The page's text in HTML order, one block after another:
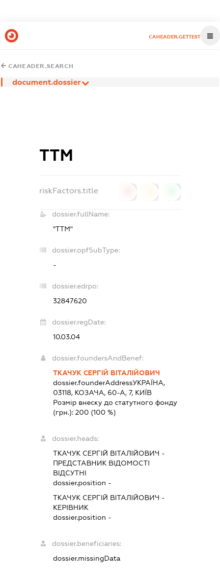
CAHEADER.GETTEST
CAHEADER.SEARCH
document.dossier
ТТМ
riskFactors.title
dossier.fullName:
"ТТМ"
dossier.opfSubType:
-
dossier.edrpo:
32847620
dossier.regDate:
10.03.04
dossier.foundersAndBenef:
ТКАЧУК СЕРГІЙ ВІТАЛІЙОВИЧ
dossier.founderAddressУКРАЇНА,
03118, КОЗАЧА, 60-А, 7, КИЇВ
Розмір внеску до статутного фонду
(грн.): 200 (100 %)
dossier.heads:
ТКАЧУК СЕРГІЙ ВІТАЛІЙОВИЧ -
ПРЕДСТАВНИК ВІДОМОСТІ
ВІДСУТНІ
dossier.position -
ТКАЧУК СЕРГІЙ ВІТАЛІЙОВИЧ -
КЕРІВНИК
dossier.position -
dossier.beneficiaries:
dossier.missingData